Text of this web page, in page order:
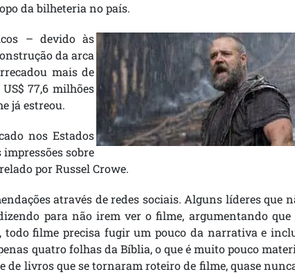
da bilheteria no país.
– devido às
da arca
mais de
77,6 milhões
já estreou.
nos Estados
sobre
por Russel Crowe.
através de redes sociais. Alguns líderes que
para não irem ver o filme, argumentando que
todo filme precisa fugir um pouco da narrativa e
quatro folhas da Bíblia, o que é muito pouco
de livros que se tornaram roteiro de filme, quase